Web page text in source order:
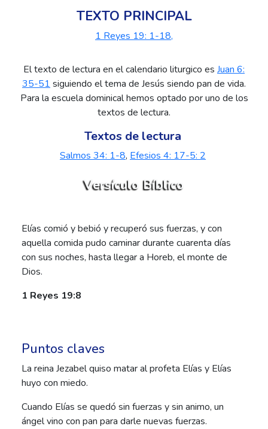
TEXTO PRINCIPAL
1 Reyes 19: 1-18,
El texto de lectura en el calendario liturgico es Juan 6:
35-51 siguiendo el tema de Jesús siendo pan de vida.
Para la escuela dominical hemos optado por uno de los
textos de lectura.
Textos de lectura
Salmos 34: 1-8, Efesios 4: 17-5: 2
Versículo Bíblico
Elías comió y bebió y recuperó sus fuerzas, y con
aquella comida pudo caminar durante cuarenta días
con sus noches, hasta llegar a Horeb, el monte de
Dios.
1 Reyes 19:8
Puntos claves
La reina Jezabel quiso matar al profeta Elías y Elías
huyo con miedo.
Cuando Elías se quedó sin fuerzas y sin animo, un
ángel vino con pan para darle nuevas fuerzas.